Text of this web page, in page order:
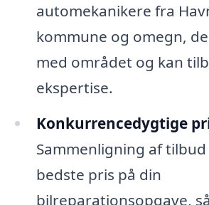
automekanikere fra
kommune og omegn,
med området og kan
ekspertise.
Konkurrencedygtige
Sammenligning af
bedste pris på din
bilreparationsopgave,